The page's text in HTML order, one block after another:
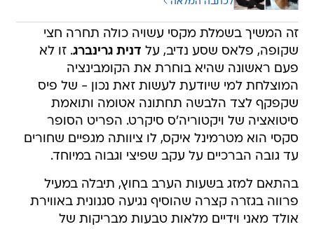
לכתבה המלאה
זה המשיך בשמלת מקסי עשויה כולה תחרה חצי
שקופה, פלאס שסע נדיב, על דנית גרינברג. זו לא
פעם ראשונה שהיא בוחרת את הקומבינציה
המוצלחת למי שיודעת לעשות זאת נכון - של פיס
שקפקף לצד הלבשה תחתונה אטומה ותואמת
סיטואציה של ויקטוריה'ס סיקרט. הפריט הסופר
סקסי הוא מטרמינל איקס, לו ציוותה מגפיים שחורים
עד גובה הברכיים על עקב שפיצי וגבוה במיוחד.
בהתאם למזג בשעות הערב בחוץ, תיבלה במעיל
פרווה בגזרה קצרה שהוסיף נגיעה סגנונית באווירת
אולד מאני וידיים מלאות טבעות מבריקות של